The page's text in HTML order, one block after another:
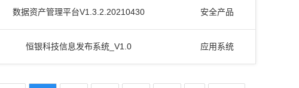
数据资产管理平台V1.3.2.20210430 安全产品
恒银科技信息发布系统_V1.0 应用系统